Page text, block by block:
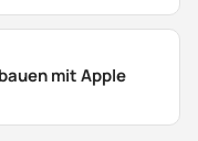
mit Apple